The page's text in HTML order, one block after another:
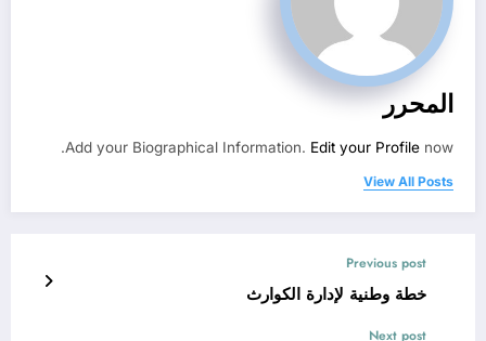
المحرر
Add your Biographical Information. Edit your Profile now.
View All Posts
Previous post
خطة وطنية لإدارة الكوارث
Next post